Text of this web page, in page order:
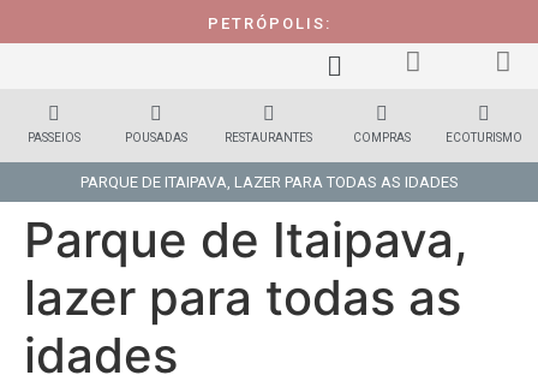
PETRÓPOLIS:
PASSEIOS POUSADAS RESTAURANTES COMPRAS ECOTURISMO
PARQUE DE ITAIPAVA, LAZER PARA TODAS AS IDADES
Parque de Itaipava,
lazer para todas as
idades